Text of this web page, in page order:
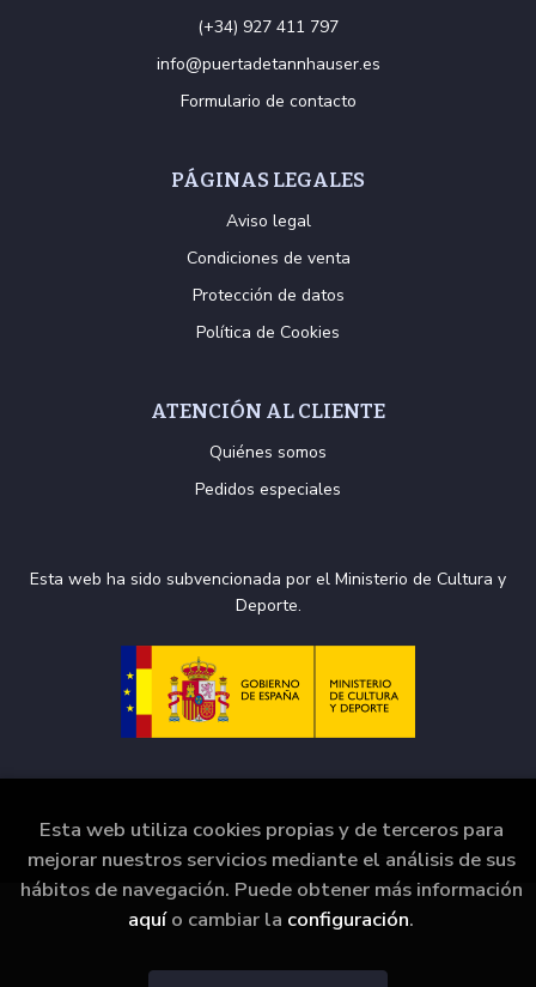
(+34) 927 411 797
info@puertadetannhauser.es
Formulario de contacto
PÁGINAS LEGALES
Aviso legal
Condiciones de venta
Protección de datos
Política de Cookies
ATENCIÓN AL CLIENTE
Quiénes somos
Pedidos especiales
Esta web ha sido subvencionada por el Ministerio de Cultura y
Deporte.
2026 ©La Puerta de Tannhäuser. Todos los Derechos
Reservados |Grupo Trevenque
Esta web utiliza cookies propias y de terceros para
mejorar nuestros servicios mediante el análisis de sus
hábitos de navegación. Puede obtener más información
aquío cambiar la configuración.